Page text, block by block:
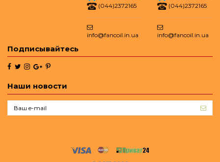
(044)2372165
info@fancoil.in.ua
(044)2372165
info@fancoil.in.ua
Подписывайтесь
Наши новости